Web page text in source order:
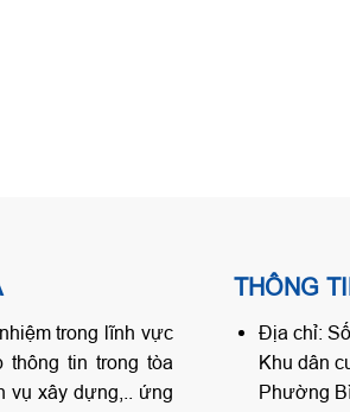
trong lĩnh vực
thông tin trong tòa
vụ xây dựng,.. ứng
THÔNG
Địa chỉ:
Khu dân
Phường